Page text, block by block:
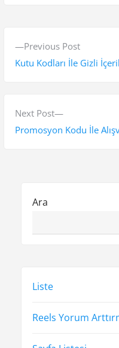
Previous PostP
r
o
Kutu Kodları İle Gizli
Next Post
N
e
Promosyon Kodu İle
Ara
Liste
Reels Yorum